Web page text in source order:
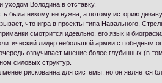
Володина в отставку.
была никому не нужна, а потому историю
что игра в проекты типа Навального,
смотрится идеально, его язык и
лидер небольшой армии с победным
озвучивает мнение более глубинных (в
силовых структур.
менее рискованна для системы, но он является